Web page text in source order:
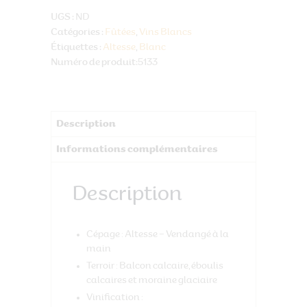
Altesse
-
Roussette
de
UGS : ND
Catégories : Fûtées Vins Blancs
Étiquettes : Altesse
Blanc
Numéro de produit:5133
Description
Informations complémentaires
Description
Cépage : Altesse – Vendangé à la
main
Terroir
: Balcon calcaire, éboulis
calcaires et moraine glaciaire
Vinification